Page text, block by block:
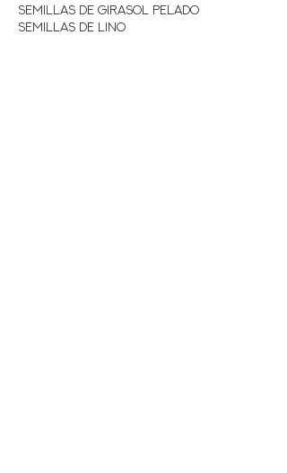
Semillas de Girasol Pelado
Semillas de Lino